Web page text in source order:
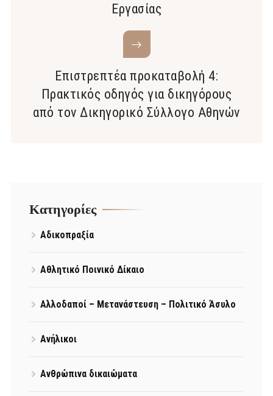
Εργασίας
Επιστρεπτέα προκαταβολή 4:
Πρακτικός οδηγός για δικηγόρους
από τον Δικηγορικό Σύλλογο Αθηνών
Kατηγορίες
Αδικοπραξία
Αθλητικό Ποινικό Δίκαιο
Αλλοδαποί – Μετανάστευση – Πολιτικό Άσυλο
Ανήλικοι
Ανθρώπινα δικαιώματα